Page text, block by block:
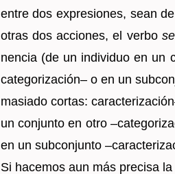
entre dos ex­pre­sio­nes, sean
otras dos ac­cio­nes, el verbo
nen­cia (de un in­di­vi­duo en un
ca­te­go­ri­za­ción– o en un
ma­sia­do cor­tas:
un con­jun­to en otro
en un sub­con­jun­to
Si ha­ce­mos aun más pre­ci­sa